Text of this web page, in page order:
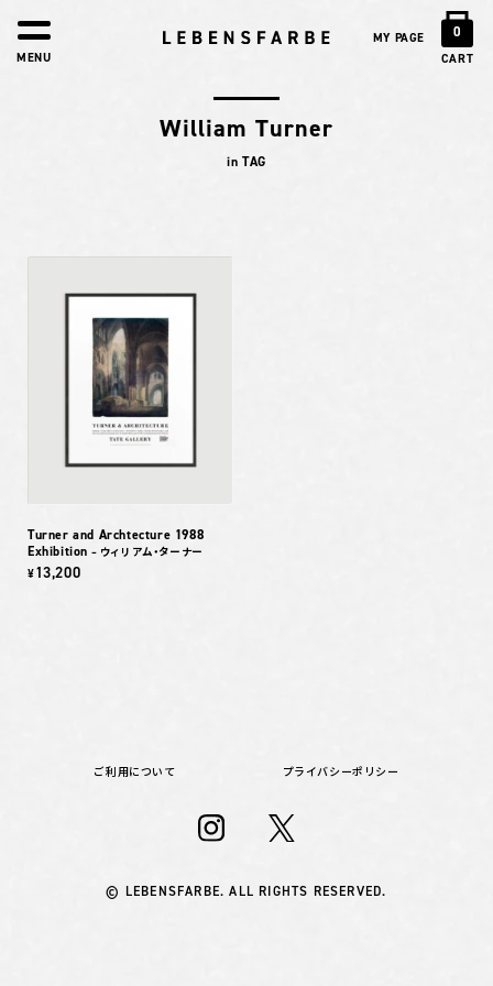
MY PAGE 0
CART
MENU
William Turner
in TAG
Turner and Archtecture 1988
Exhibition – ウィリアム・ターナー
¥13,200
ご利用について プライバシーポリシー
© LEBENSFARBE. ALL RIGHTS RESERVED.